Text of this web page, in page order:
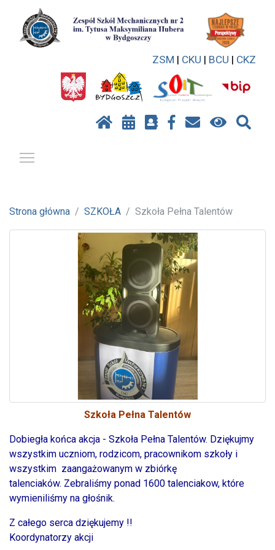
ZSM | CKU | BCU | CKZ
Strona główna SZKOŁA Szkoła Pełna Talentów
Szkoła Pełna Talentów
Dobiegła końca akcja - Szkoła Pełna Talentów. Dziękujmy
wszystkim uczniom, rodzicom, pracownikom szkoły i
wszystkim zaangażowanym w zbiórkę
talenciaków. Zebraliśmy ponad 1600 talenciakow, które
wymieniliśmy na głośnik.
Z całego serca dziękujemy !!
Koordynatorzy akcji